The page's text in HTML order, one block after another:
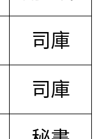
司庫
司庫